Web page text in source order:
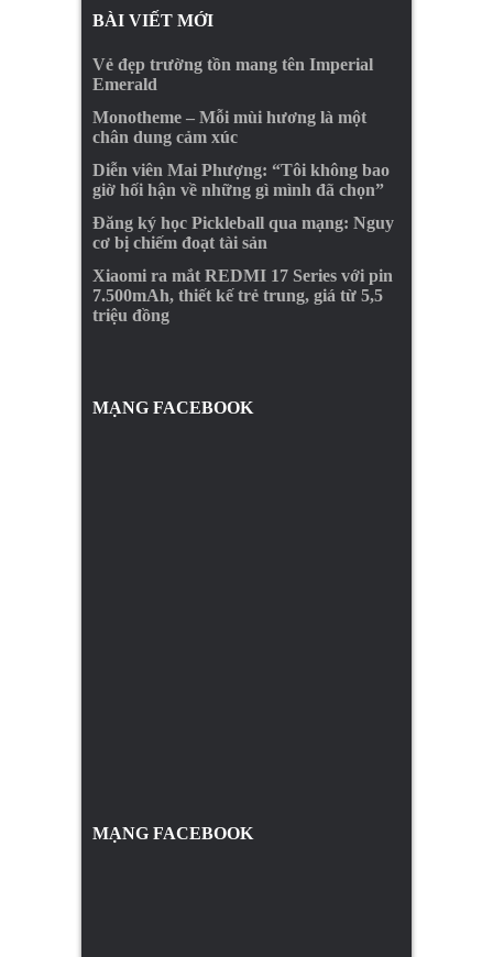
BÀI VIẾT MỚI
Vẻ đẹp trường tồn mang tên Imperial
Emerald
Monotheme – Mỗi mùi hương là một
chân dung cảm xúc
Diễn viên Mai Phượng: “Tôi không bao
giờ hối hận về những gì mình đã chọn”
Đăng ký học Pickleball qua mạng: Nguy
cơ bị chiếm đoạt tài sản
Xiaomi ra mắt REDMI 17 Series với pin
7.500mAh, thiết kế trẻ trung, giá từ 5,5
triệu đồng
MẠNG FACEBOOK
MẠNG FACEBOOK